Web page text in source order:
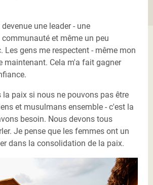
une leader - une
et même un peu
Les gens me respectent - même mon
maintenant. Cela m'a fait gagner
la paix si nous ne pouvons pas être
et musulmans ensemble - c'est la
besoin. Nous devons tous
Je pense que les femmes ont un
dans la consolidation de la paix.